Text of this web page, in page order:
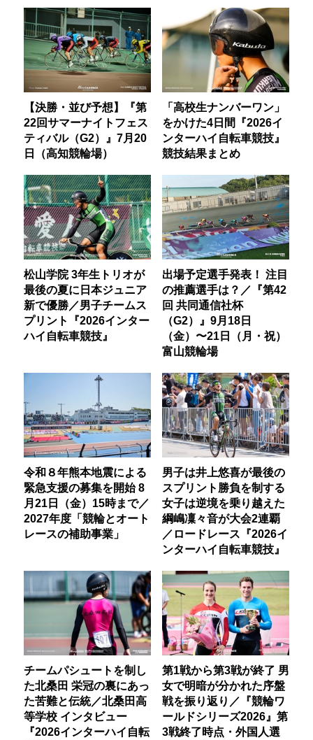
【決勝・並び予想】『第
22回サマーナイトフェス
ティバル（G2）』7月20
日（高知競輪場）
「高校生ナンバーワン」
をかけた4日間『2026イ
ンターハイ自転車競技』
競技結果まとめ
松山学院 3年生トリオが
最後の夏に日本ジュニア
新で優勝／男子チームス
プリント『2026インター
ハイ自転車競技』
出場予定選手発表！ 注目
の推薦選手は？／『第42
回 共同通信社杯
（G2）』9月18日
（金）〜21日（月・祝）
富山競輪場
令和８年熊本地震による
緊急支援の募集を開始 8
月21日（金）15時まで／
2027年度「競輪とオート
レースの補助事業」
男子は井上悠喜が最後の
スプリント勝負を制する
女子は逆境を乗り越えた
綱嶋凜々音が大会2連覇
／ロードレース『2026イ
ンターハイ自転車競技』
チームパシュートを制し
た北桑田 栄冠の裏にあっ
た苦難と伝統／北桑田高
等学校 インタビュー
『2026インターハイ自転
第1戦から第3戦が終了 男
女で明暗が分かれた序盤
戦を振り返り／『競輪ワ
ールドシリーズ2026』第
3戦終了時点・外国人選